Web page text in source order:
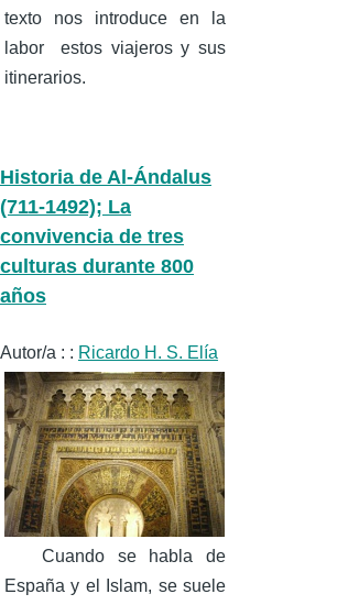
texto nos introduce en la
labor estos viajeros y sus
itinerarios.
Historia de Al-Ándalus
(711-1492); La
convivencia de tres
culturas durante 800
años
Autor/a : : Ricardo H. S. Elía
Cuando se habla de
España y el Islam, se suele